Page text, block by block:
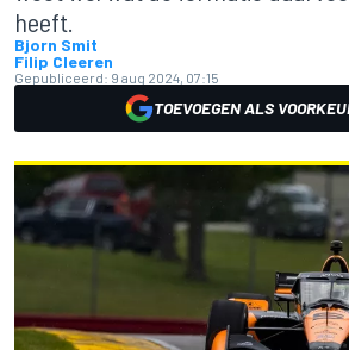
heeft.
Bjorn Smit
Filip Cleeren
Gepubliceerd: 9 aug 2024, 07:15
TOEVOEGEN ALS